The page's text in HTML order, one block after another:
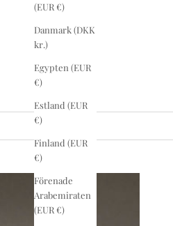
(EUR €)
Danmark (DKK
kr.)
Egypten (EUR
€)
Estland (EUR
€)
Finland (EUR
€)
Förenade
Arabemiraten
(EUR €)